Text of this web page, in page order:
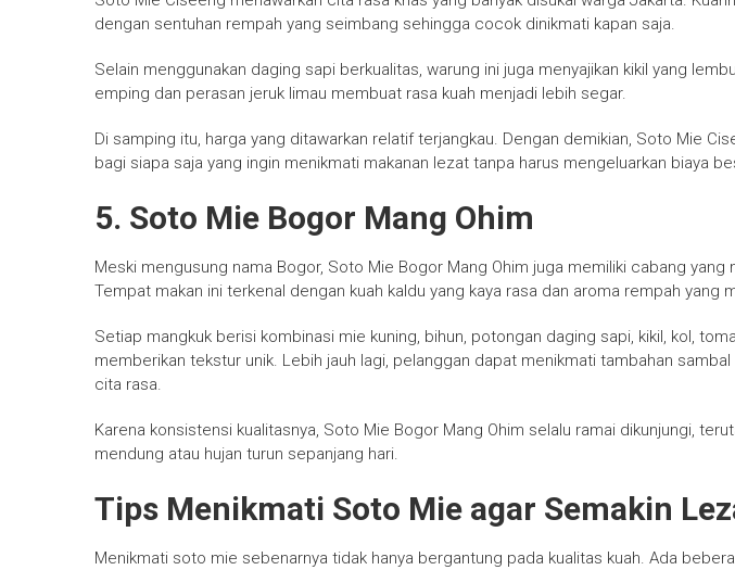
dengan sentuhan rempah yang seimbang sehingga cocok dinikmati kapan saja.
Selain menggunakan daging sapi berkualitas, warung ini juga menyajikan kikil yang
emping dan perasan jeruk limau membuat rasa kuah menjadi lebih segar.
Di samping itu, harga yang ditawarkan relatif terjangkau. Dengan demikian, Soto Mie
bagi siapa saja yang ingin menikmati makanan lezat tanpa harus mengeluarkan biaya
5. Soto Mie Bogor Mang Ohim
Meski mengusung nama Bogor, Soto Mie Bogor Mang Ohim juga memiliki cabang yang
Tempat makan ini terkenal dengan kuah kaldu yang kaya rasa dan aroma rempah yang
Setiap mangkuk berisi kombinasi mie kuning, bihun, potongan daging sapi, kikil, kol,
memberikan tekstur unik. Lebih jauh lagi, pelanggan dapat menikmati tambahan
cita rasa.
Karena konsistensi kualitasnya, Soto Mie Bogor Mang Ohim selalu ramai dikunjungi,
mendung atau hujan turun sepanjang hari.
Tips Menikmati Soto Mie agar Semakin
Menikmati soto mie sebenarnya tidak hanya bergantung pada kualitas kuah. Ada